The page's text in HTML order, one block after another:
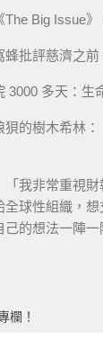
Big Issue》
批評慈濟之前
3000 多天：生
狽的樹木希林
「我非常重視
全球性組織，
的想法一陣
欄！